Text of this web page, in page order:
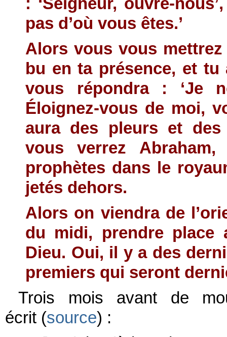
pas d’où vous êtes.’
Alors vous vous
bu en ta présence, et tu
vous répondra : ‘Je
Éloignez-vous de moi,
aura des pleurs et
vous verrez
prophètes dans le
jetés dehors.
Alors on viendra de
du midi, prendre place
Dieu. Oui, il y a des
premiers qui seront
Trois mois avant de
écrit (source) :